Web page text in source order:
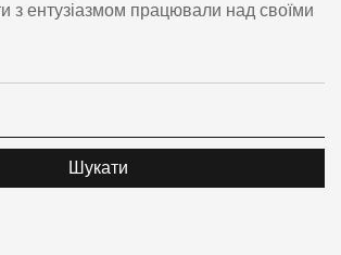
з ентузіазмом працювали над своїми